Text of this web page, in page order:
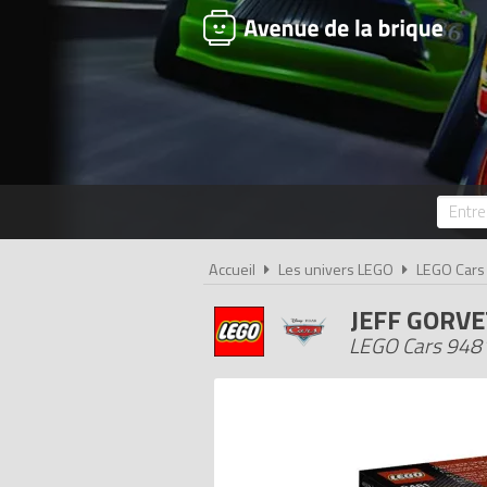
Accueil Les univers LEGO LEGO Cars
JEFF
LEGO Cars